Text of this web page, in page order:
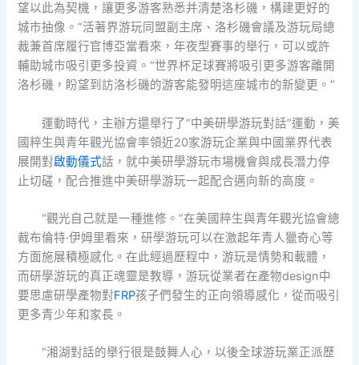
望以此為契機，讓更多游客熟悉并清楚洛杉磯，構建更好的
城市抽像。”活著界游玩同盟副主席、洛杉磯會議及游玩局總
裁兼首席履行官博亞當看來，年夜型賽事的舉行，可以或許
輔助城市吸引更多投資。“世界杯足球賽將吸引更多游客離開
洛杉磯，盼望到訪洛杉磯的游客能發明這座城市的新變更。”
運動時代，主辦方還舉行了“中美研學游玩對話”運動，美
國粹生與青年觀光協會率領近20家游玩企業與中國業界代表
展開對啟動儀式話，就中美研學游玩市場機會與成長潛力停
止切磋，配合推進中美研學游玩一起配合邁向新的高度。
“觀光自己就是一種進修。”在美國粹生與青年觀光協會總
裁布倫特·伊姆里看來，研學游玩可以在激起年青人獵奇心等
方面施展積極感化。在此經過歷程中，游玩是情勢和載體，
而研學游玩的真正魂靈是教導，游玩從業者在產物design中
要思慮研學產物對FRP孩子們發生的正向領導感化，從而吸引
更多青少年和家長。
“湘湖對話的舉行很是鼓舞人心，以後全球游玩業正派歷